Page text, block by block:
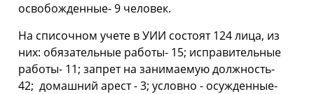
освобожденные- 9 человек.
На списочном учете в УИИ состоят 124 лица, из
них: обязательные работы- 15; исправительные
работы- 11; запрет на занимаемую должность-
42; домашний арест - 3; условно - осужденные-